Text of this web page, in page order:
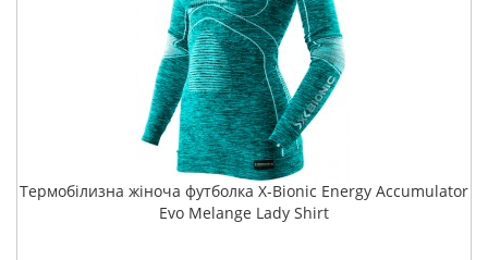
Термобілизна жіноча футболка X-Bionic Energy Accumulator
Evo Melange Lady Shirt